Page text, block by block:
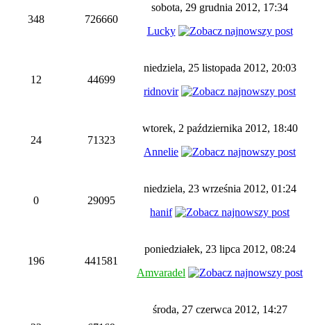
348 726660
sobota, 29 grudnia 2012, 17:34
Lucky
12 44699
niedziela, 25 listopada 2012, 20:03
ridnovir
24 71323
wtorek, 2 października 2012, 18:40
Annelie
0 29095
niedziela, 23 września 2012, 01:24
hanif
196 441581
poniedziałek, 23 lipca 2012, 08:24
Amvaradel
środa, 27 czerwca 2012, 14:27